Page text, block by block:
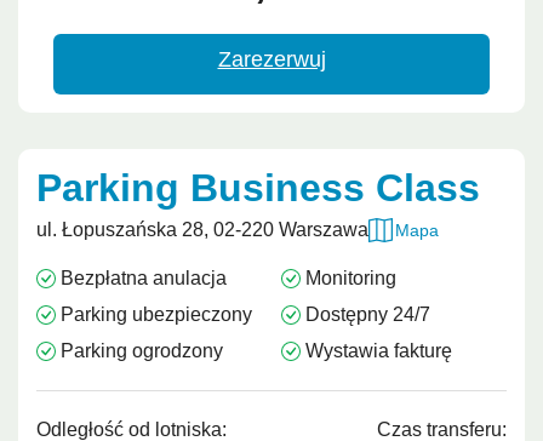
Zarezerwuj
Parking Business Class
ul. Łopuszańska 28, 02-220 Warszawa Mapa
Bezpłatna anulacja
Parking ubezpieczony
Parking ogrodzony
Monitoring
Dostępny 24/7
Wystawia fakturę
Odległość od lotniska: Czas transferu: